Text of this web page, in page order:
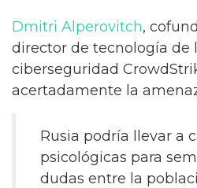
Dmitri Alperovitch,
director de tecnología de
ciberseguridad
acertadamente la
Rusia podría llevar a
psicológicas para
dudas entre la